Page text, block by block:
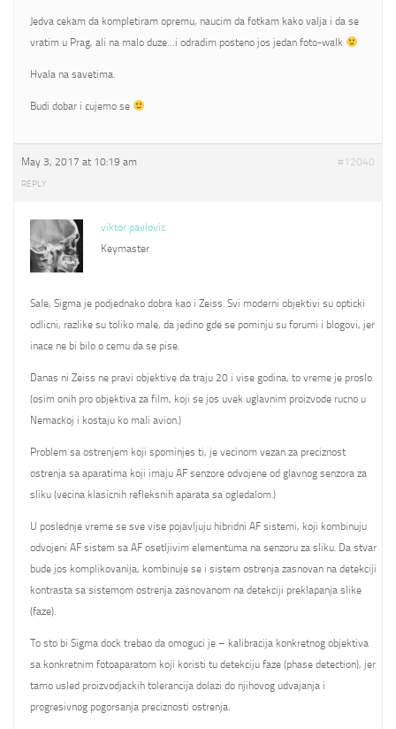
Jedva cekam da kompletiram opremu, naucim da fotkam kako valja i da se
vratim u Prag, ali na malo duze…i odradim posteno jos jedan foto-walk
Hvala na savetima.
Budi dobar i cujemo se
May 3, 2017 at 10:19 am #12040
REPLY
viktor pavlovic
Keymaster
Sale, Sigma je podjednako dobra kao i Zeiss. Svi moderni objektivi su opticki
odlicni, razlike su toliko male, da jedino gde se pominju su forumi i blogovi, jer
inace ne bi bilo o cemu da se pise.
Danas ni Zeiss ne pravi objektive da traju 20 i vise godina, to vreme je proslo
(osim onih pro objektiva za film, koji se jos uvek uglavnim proizvode rucno u
Nemackoj i kostaju ko mali avion.)
Problem sa ostrenjem koji spominjes ti, je vecinom vezan za preciznost
ostrenja sa aparatima koji imaju AF senzore odvojene od glavnog senzora za
sliku (vecina klasicnih refleksnih aparata sa ogledalom.)
U poslednje vreme se sve vise pojavljuju hibridni AF sistemi, koji kombinuju
odvojeni AF sistem sa AF osetljivim elementuma na senzoru za sliku. Da stvar
bude jos komplikovanija, kombinuje se i sistem ostrenja zasnovan na detekciji
kontrasta sa sistemom ostrenja zasnovanom na detekciji preklapanja slike
(faze).
To sto bi Sigma dock trebao da omoguci je – kalibracija konkretnog objektiva
sa konkretnim fotoaparatom koji koristi tu detekciju faze (phase detection), jer
tamo usled proizvodjackih tolerancija dolazi do njihovog udvajanja i
progresivnog pogorsanja preciznosti ostrenja.